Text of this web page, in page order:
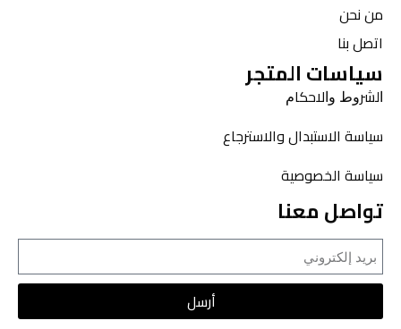
من نحن
اتصل بنا
سياسات المتجر
ﺍﻟﺸﺮﻭﻁ ﻭﺍﻻﺣﻜﺎﻡ
سياسة الاستبدال والاسترجاع
سياسة الخصوصية
تواصل معنا
أرسل